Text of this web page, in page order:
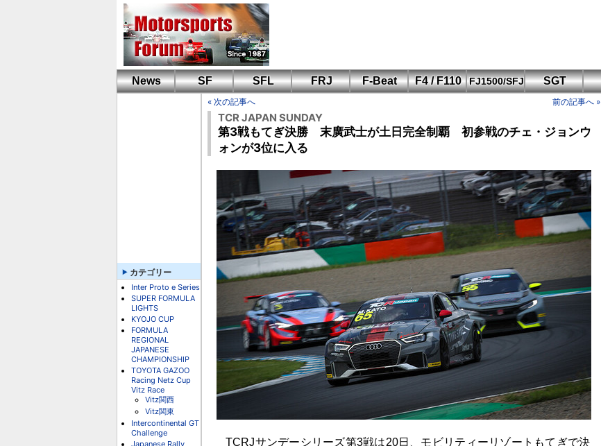
News SF SFL FRJ F-Beat
F4 / F110
FJ1500/SFJ SGT
カテゴリー
Inter Proto e Series
SUPER FORMULA
LIGHTS
KYOJO CUP
FORMULA
REGIONAL
JAPANESE
CHAMPIONSHIP
TOYOTA GAZOO
Racing Netz Cup
Vitz Race
Vitz関西
Vitz関東
Intercontinental GT
Challenge
Japanese Rally
« 次の記事へ 前の記事へ »
TCR JAPAN SUNDAY
第3戦もてぎ決勝 末廣武士が土日完全制覇 初参戦のチェ・ジョンウ
ォンが3位に入る
TCRJサンデーシリーズ第3戦は20日、モビリティーリゾートもてぎで決